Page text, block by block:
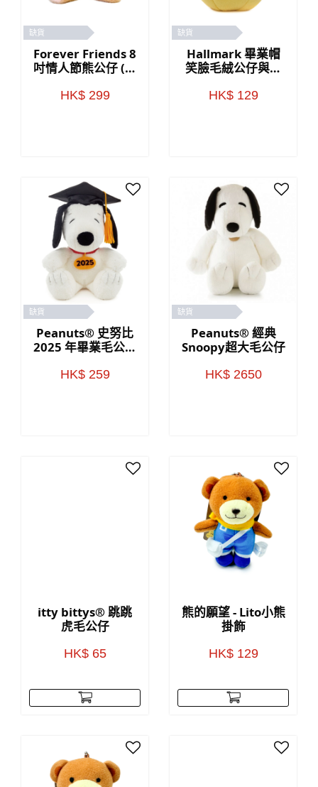
缺貨
Forever Friends 8
吋情人節熊公仔 (玫
HK$ 299
缺貨
Hallmark 畢業帽
笑臉毛絨公仔與卡
HK$ 129
缺貨
Peanuts® 史努比
2025 年畢業毛公仔
HK$ 259
缺貨
Peanuts® 經典
Snoopy超大毛公仔
HK$ 2650
itty bittys® 跳跳
虎毛公仔
HK$ 65
熊的願望 - Lito小熊
掛飾
HK$ 129